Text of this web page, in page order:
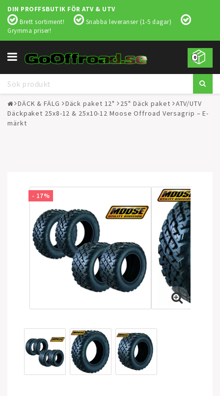
DIN PROFFSBUTIK FÖR ATV & UTV
Brett sortiment!
Snabba leveranser (1-5 dagar)
Grymma priser!
0
Toggle
navigation
DÄCK & FÄLG Däck paket 12" 25" Däck paket
ATV/UTV
Däckpaket 25x8-12 & 25x10-12 Moose Offroad Versagrip – E-
märkt
- 17%